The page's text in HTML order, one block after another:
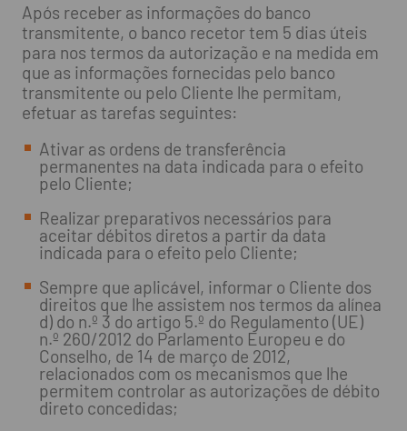
Após receber as informações do banco
transmitente, o banco recetor tem 5 dias úteis
para nos termos da autorização e na medida em
que as informações fornecidas pelo banco
transmitente ou pelo Cliente lhe permitam,
efetuar as tarefas seguintes:
Ativar as ordens de transferência
permanentes na data indicada para o efeito
pelo Cliente;
Realizar preparativos necessários para
aceitar débitos diretos a partir da data
indicada para o efeito pelo Cliente;
Sempre que aplicável, informar o Cliente dos
direitos que lhe assistem nos termos da alínea
d) do n.º 3 do artigo 5.º do Regulamento (UE)
n.º 260/2012 do Parlamento Europeu e do
Conselho, de 14 de março de 2012,
relacionados com os mecanismos que lhe
permitem controlar as autorizações de débito
direto concedidas;